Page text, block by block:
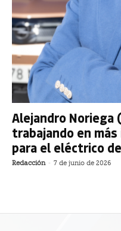
Alejandro Noriega
trabajando en
para el eléctrico
Redacción - 7 de junio de 2026